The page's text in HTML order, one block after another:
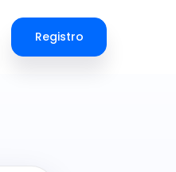
Registro